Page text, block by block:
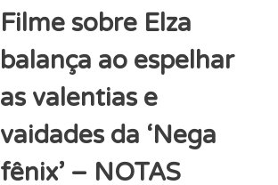
Filme sobre Elza
balança ao espelhar
as valentias e
vaidades da ‘Nega
fênix’ – NOTAS